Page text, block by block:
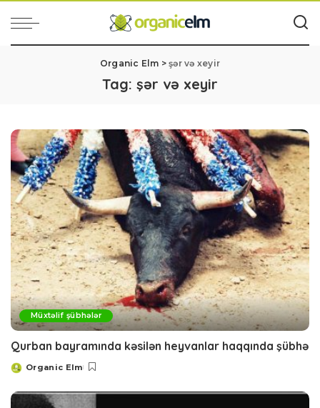
Organic Elm >şər və xeyir
Tag: şər və xeyir
Müxtəlif şübhələr
Qurban bayramında kəsilən heyvanlar haqqında şübhə
Posted
Organic Elm